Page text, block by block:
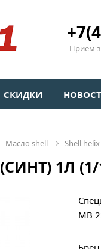
Прием
СКИДКИ
масло shell shell
(СИНТ) 1Л
MB